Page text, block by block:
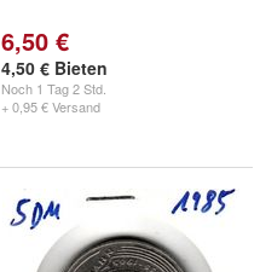
6,50 €
4,50 € Bieten
Noch 1 Tag 2 Std.
+ 0,95 € Versand